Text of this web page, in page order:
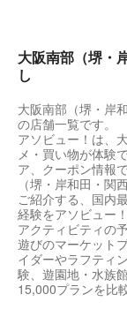
大阪南部（堺・
し
大阪南部（堺・岸
の店舗一覧です。
アソビュー！は、
メ・買い物が体験
ア、クーポン情報
（堺・岸和田・関
ご紹介する、国内
経験をアソビュー
アクティビティの
遊びのマーケット
イダーやラフティ
験、遊園地・水族
15,000プランを比